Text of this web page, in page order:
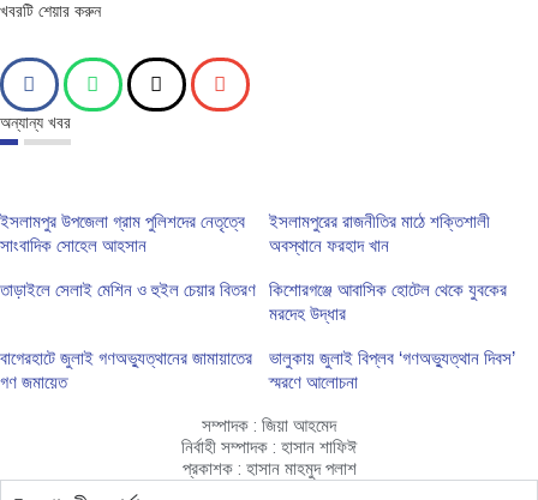
খবরটি শেয়ার করুন
অন্যান্য খবর
ইসলামপুর উপজেলা গ্রাম পুলিশদের নেতৃত্বে
সাংবাদিক সোহেল আহসান
ইসলামপুরের রাজনীতির মাঠে শক্তিশালী
অবস্থানে ফরহাদ খান
তাড়াইলে সেলাই মেশিন ও হুইল চেয়ার বিতরণ
কিশোরগঞ্জে আবাসিক হোটেল থেকে যুবকের
মরদেহ উদ্ধার
বাগেরহাটে জুলাই গণঅভ্যুত্থানের জামায়াতের
গণ জমায়েত
ভালুকায় জুলাই বিপ্লব ‘গণঅভ্যুত্থান দিবস’
স্মরণে আলোচনা
সম্পাদক : জিয়া আহমেদ
নির্বাহী সম্পাদক : হাসান শাফিঈ
প্রকাশক : হাসান মাহমুদ পলাশ